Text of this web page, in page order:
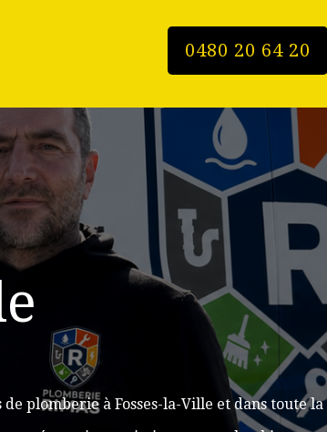
0480 20 64 20
plomberie à Fosses-la-Ville et dans toute la